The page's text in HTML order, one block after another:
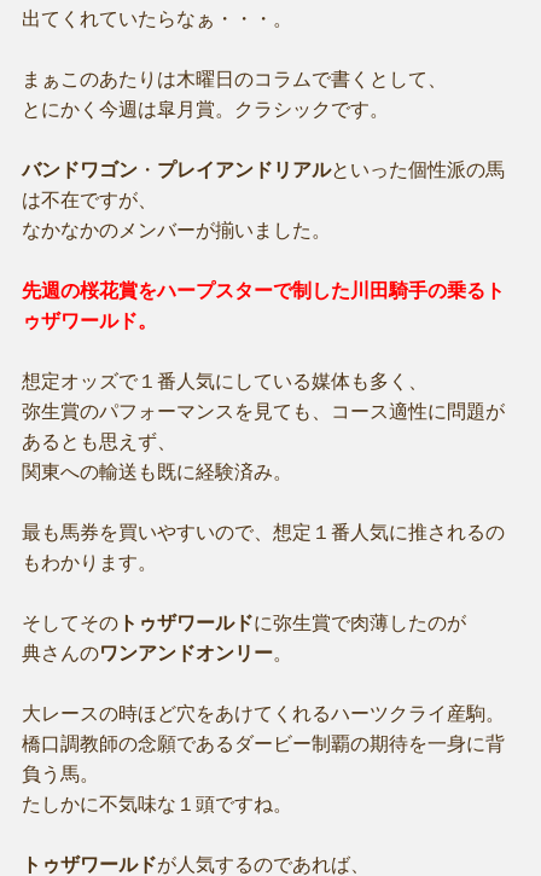
出てくれていたらなぁ・・・。
まぁこのあたりは木曜日のコラムで書くとして、
とにかく今週は皐月賞。クラシックです。
バンドワゴン・ プレイアンドリアルといった個性派の馬
は不在ですが、
なかなかのメンバーが揃いました。
先週の桜花賞をハープスターで制した川田騎手の乗るト
ゥザワールド。
想定オッズで１番人気にしている媒体も多く、
弥生賞のパフォーマンスを見ても、コース適性に問題が
あるとも思えず、
関東への輸送も既に経験済み。
最も馬券を買いやすいので、想定１番人気に推されるの
もわかります。
そしてそのトゥザワールドに弥生賞で肉薄したのが
典さんのワンアンドオンリー。
大レースの時ほど穴をあけてくれるハーツクライ産駒。
橋口調教師の念願であるダービー制覇の期待を一身に背
負う馬。
たしかに不気味な１頭ですね。
トゥザワールドが人気するのであれば、